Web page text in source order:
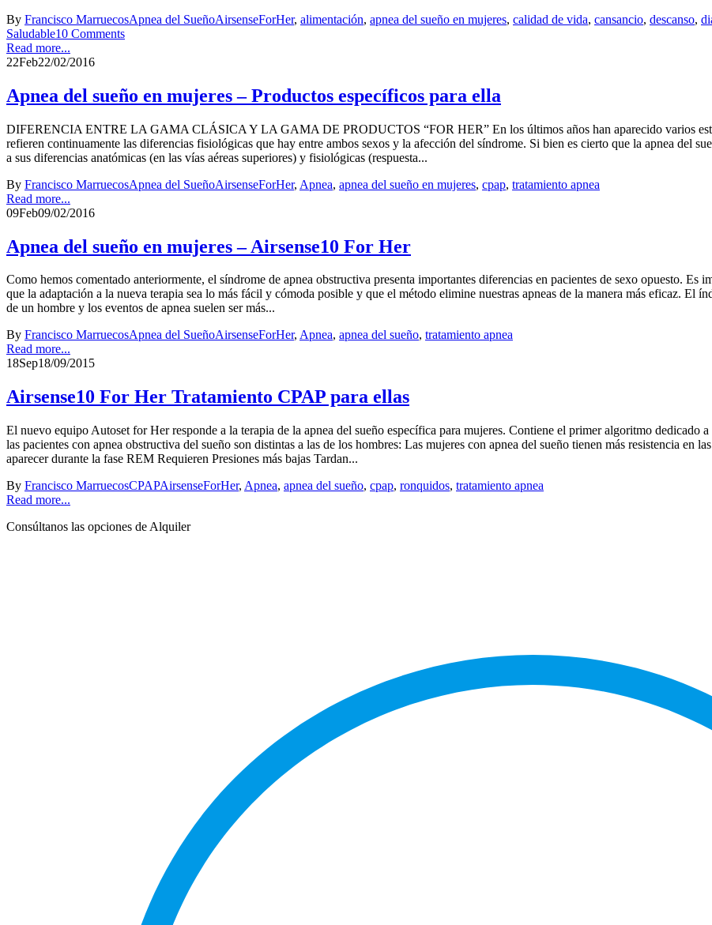
By Francisco MarruecosApnea del SueñoAirsenseForHer, alimentación, apnea del sueño en mujeres, calidad de vida, cansancio, descanso,
Saludable10 Comments
Read more...
22Feb22/02/2016
Apnea del sueño en mujeres – Productos específicos para ella
DIFERENCIA ENTRE LA GAMA CLÁSICA Y LA GAMA DE PRODUCTOS “FOR HER” En los últimos años han aparecido varios
refieren continuamente las diferencias fisiológicas que hay entre ambos sexos y la afección del síndrome. Si bien es cierto que la apnea del
a sus diferencias anatómicas (en las vías aéreas superiores) y fisiológicas (respuesta...
By Francisco MarruecosApnea del SueñoAirsenseForHer, Apnea, apnea del sueño en mujeres, cpap, tratamiento apnea
Read more...
09Feb09/02/2016
Apnea del sueño en mujeres – Airsense10 For Her
Como hemos comentado anteriormente, el síndrome de apnea obstructiva presenta importantes diferencias en pacientes de sexo opuesto. Es
que la adaptación a la nueva terapia sea lo más fácil y cómoda posible y que el método elimine nuestras apneas de la manera más eficaz. El
de un hombre y los eventos de apnea suelen ser más...
By Francisco MarruecosApnea del SueñoAirsenseForHer, Apnea, apnea del sueño, tratamiento apnea
Read more...
18Sep18/09/2015
Airsense10 For Her Tratamiento CPAP para ellas
El nuevo equipo Autoset for Her responde a la terapia de la apnea del sueño específica para mujeres. Contiene el primer algoritmo dedicado
las pacientes con apnea obstructiva del sueño son distintas a las de los hombres: Las mujeres con apnea del sueño tienen más resistencia en
aparecer durante la fase REM Requieren Presiones más bajas Tardan...
By Francisco MarruecosCPAPAirsenseForHer, Apnea, apnea del sueño, cpap, ronquidos, tratamiento apnea
Read more...
Consúltanos las opciones de Alquiler